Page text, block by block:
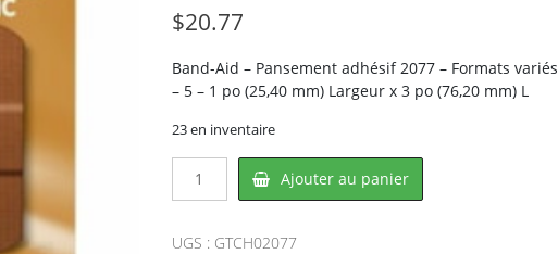
$20.77
Band-Aid – Pansement adhésif 2077 – Formats variés
– 5 – 1 po (25,40 mm) Largeur x 3 po (76,20 mm) L
23 en inventaire
Aid
Ajouter au panier
UGS : GTCH02077